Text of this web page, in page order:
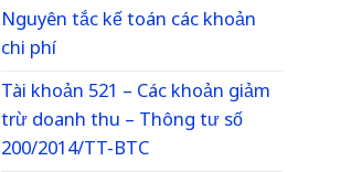
Nguyên tắc kế toán các khoản
chi phí
Tài khoản 521 – Các khoản giảm
trừ doanh thu – Thông tư số
200/2014/TT-BTC